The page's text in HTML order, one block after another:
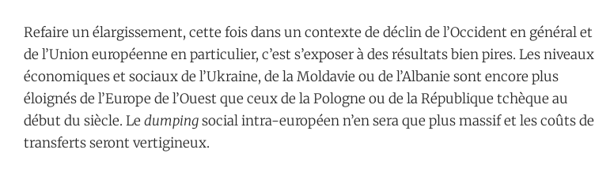
Refaire un élargissement, cette fois dans un contexte de déclin de l’Occident en général et
de l’Union européenne en particulier, c’est s’exposer à des résultats bien pires. Les niveaux
économiques et sociaux de l’Ukraine, de la Moldavie ou de l’Albanie sont encore plus
éloignés de l’Europe de l’Ouest que ceux de la Pologne ou de la République tchèque au
début du siècle. Le dumpingsocial intra-européen n’en sera que plus massif et les coûts de
transferts seront vertigineux.